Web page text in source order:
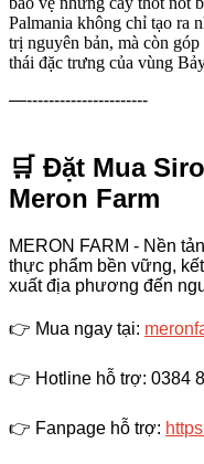
Palmania không chỉ tạo ra
trị nguyên bản, mà còn
thái đặc trưng của vùng
—----------------------
🛒 Đặt Mua
Meron Farm
MERON FARM - Nền
thực phẩm bền vững,
xuất địa phương đến
👉 Mua ngay tại:
👉 Hotline hỗ trợ: 0384
👉 Fanpage hỗ trợ: